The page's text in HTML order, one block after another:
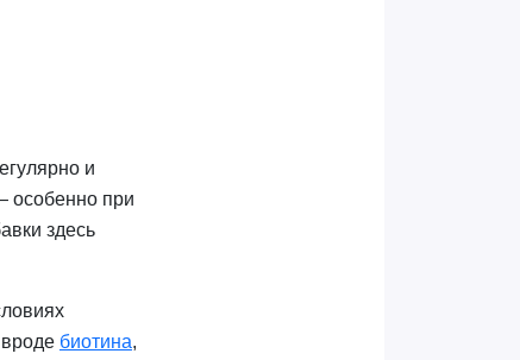
и
особенно при
здесь
вроде биотина,